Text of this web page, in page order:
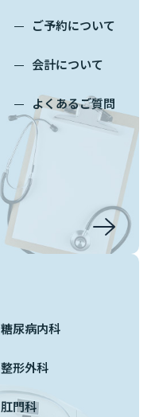
ご予約について
会計について
よくあるご質問
糖尿病内科
整形外科
肛門科